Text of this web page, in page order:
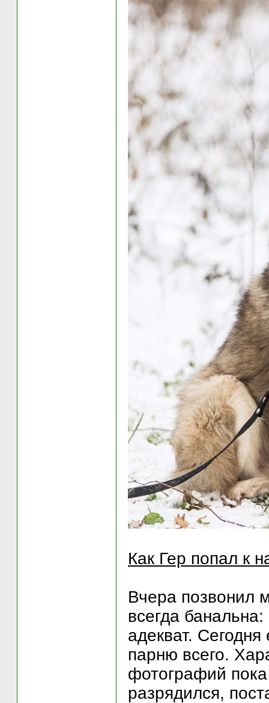
Как Гер попал к
Вчера позвонил
всегда
адекват.
парню всего.
фотографий
разрядился,